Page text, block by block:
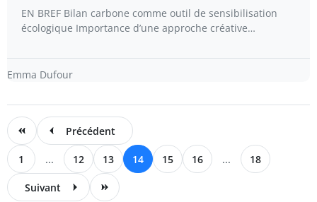
EN BREF Bilan carbone comme outil de sensibilisation
écologique Importance d’une approche créative…
Emma Dufour
Précédent
1 ... 12 13 14 15 16 ... 18
Suivant